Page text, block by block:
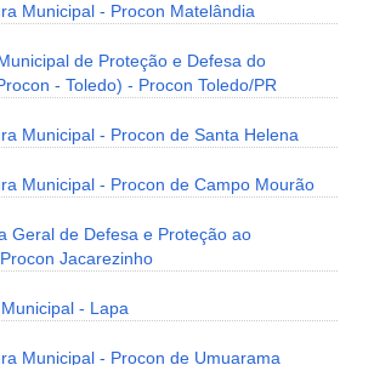
Municipal - Procon Matelândia
de Proteção e Defesa do
- Toledo) - Procon Toledo/PR
Municipal - Procon de Santa Helena
Municipal - Procon de Campo Mourão
Geral de Defesa e Proteção ao
Jacarezinho
- Lapa
Municipal - Procon de Umuarama